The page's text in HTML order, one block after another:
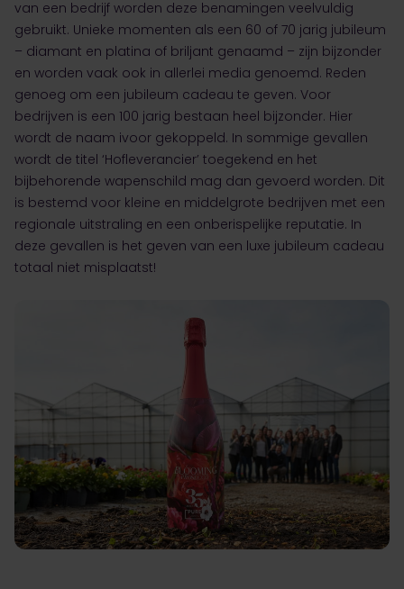
van een bedrijf worden deze benamingen veelvuldig
gebruikt. Unieke momenten als een 60 of 70 jarig jubileum
– diamant en platina of briljant genaamd – zijn bijzonder
en worden vaak ook in allerlei media genoemd. Reden
genoeg om een jubileum cadeau te geven. Voor
bedrijven is een 100 jarig bestaan heel bijzonder. Hier
wordt de naam ivoor gekoppeld. In sommige gevallen
wordt de titel ‘Hofleverancier’ toegekend en het
bijbehorende wapenschild mag dan gevoerd worden. Dit
is bestemd voor kleine en middelgrote bedrijven met een
regionale uitstraling en een onberispelijke reputatie. In
deze gevallen is het geven van een luxe jubileum cadeau
totaal niet misplaatst!